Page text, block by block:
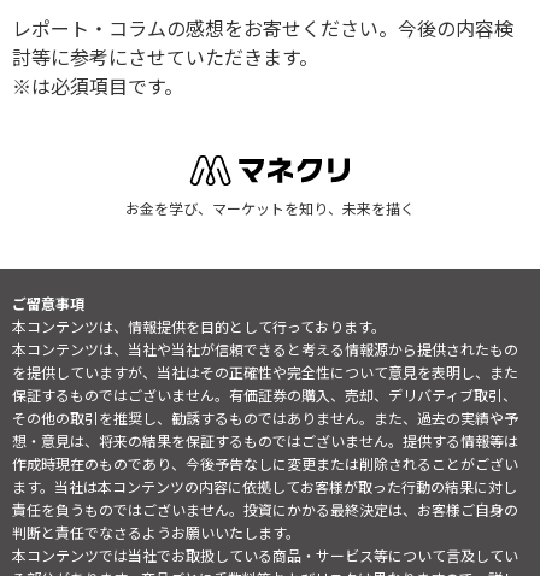
レポート・コラムの感想をお寄せください。今後の内容検
討等に参考にさせていただきます。
※は必須項目です。
お金を学び、マーケットを知り、未来を描く
ご留意事項
本コンテンツは、情報提供を目的として行っております。
本コンテンツは、当社や当社が信頼できると考える情報源から提供されたもの
を提供していますが、当社はその正確性や完全性について意見を表明し、また
保証するものではございません。有価証券の購入、売却、デリバティブ取引、
その他の取引を推奨し、勧誘するものではありません。また、過去の実績や予
想・意見は、将来の結果を保証するものではございません。提供する情報等は
作成時現在のものであり、今後予告なしに変更または削除されることがござい
ます。当社は本コンテンツの内容に依拠してお客様が取った行動の結果に対し
責任を負うものではございません。投資にかかる最終決定は、お客様ご自身の
判断と責任でなさるようお願いいたします。
本コンテンツでは当社でお取扱している商品・サービス等について言及してい